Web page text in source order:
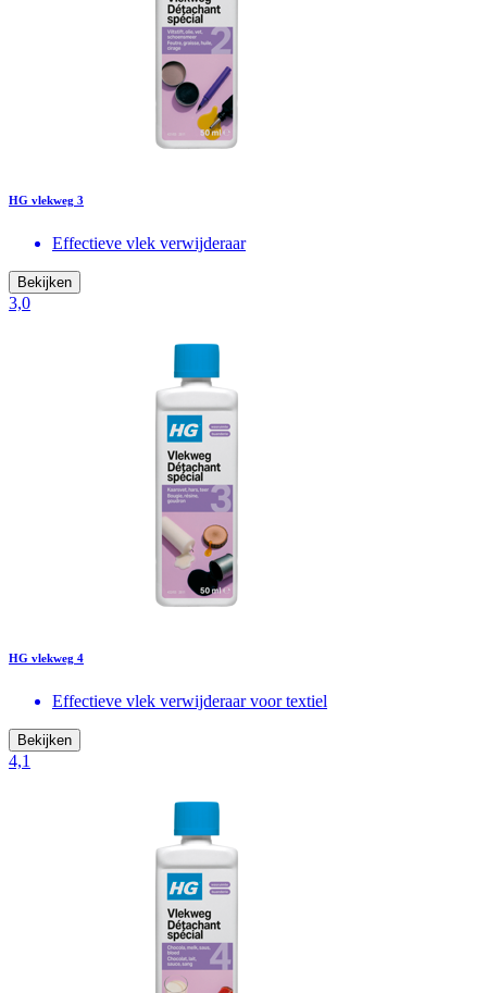
HG vlekweg 3
Effectieve vlek verwijderaar
Bekijken
3,0
HG vlekweg 4
Effectieve vlek verwijderaar voor textiel
Bekijken
4,1